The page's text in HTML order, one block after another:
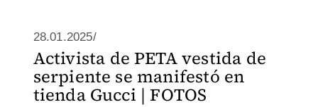
28.01.2025/
Activista de PETA vestida de
serpiente se manifestó en
tienda Gucci | FOTOS